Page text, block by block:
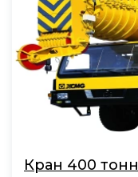
Кран 400 тонн